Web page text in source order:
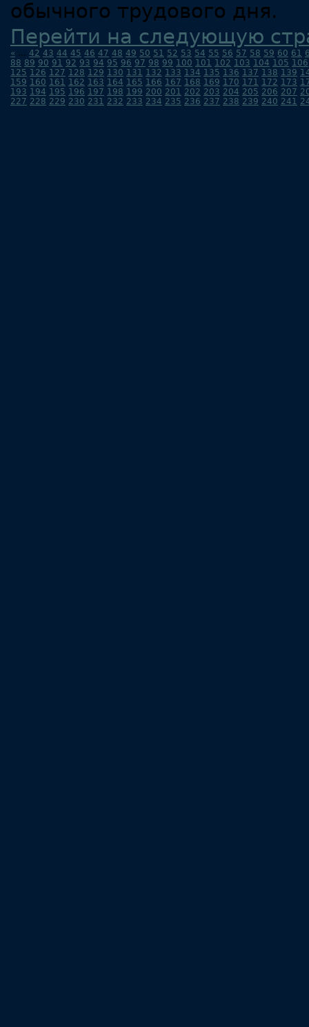
обычного трудового дня.
Перейти на следующую
« ... 42 43 44 45 46 47 48 49 50 51 52 53 54 55 56 57 58 59 60 61
88 89 90 91 92 93 94 95 96 97 98 99 100 101 102 103 104 105 106
125 126 127 128 129 130 131 132 133 134 135 136 137 138 139
159 160 161 162 163 164 165 166 167 168 169 170 171 172 173
193 194 195 196 197 198 199 200 201 202 203 204 205 206 207
227 228 229 230 231 232 233 234 235 236 237 238 239 240 241